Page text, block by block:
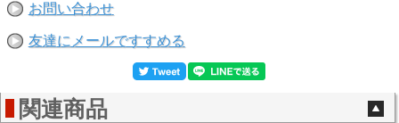
お問い合わせ
友達にメールですすめる
関連商品